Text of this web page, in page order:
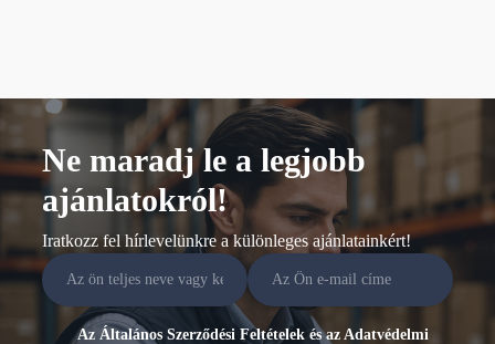
Ne maradj le a legjobb
ajánlatokról!
Iratkozz fel hírlevelünkre a különleges ajánlatainkért!
Az Általános Szerződési Feltételek és az Adatvédelmi